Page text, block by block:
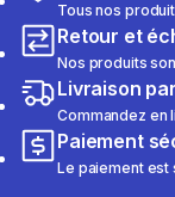
Tous nos
Retour et
Nos produits
Livraison
Commandez en
Paiement
Le paiement est